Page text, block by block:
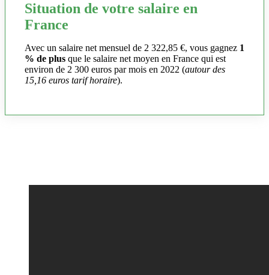
Situation de votre salaire en
France
Avec un salaire net mensuel de 2 322,85 €, vous gagnez 1
% de plus que le salaire net moyen en France qui est
environ de 2 300 euros par mois en 2022 (autour des
15,16 euros tarif horaire).